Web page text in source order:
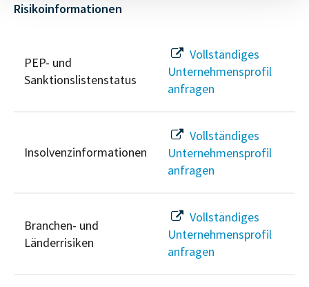
Risikoinformationen
PEP- und
Sanktionslistenstatus
Vollständiges
Unternehmensprofil
anfragen
Insolvenzinformationen
Vollständiges
Unternehmensprofil
anfragen
Branchen- und
Länderrisiken
Vollständiges
Unternehmensprofil
anfragen